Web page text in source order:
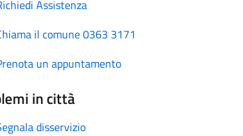
Assistenza
il comune 0363 3171
un appuntamento
in città
disservizio